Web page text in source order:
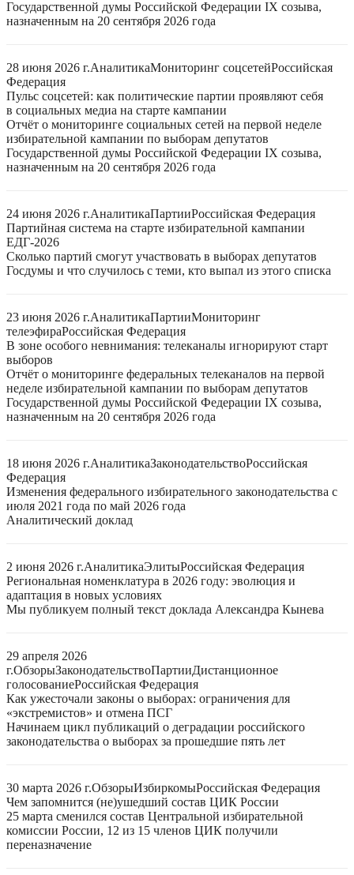
Государственной думы Российской Федерации IX созыва,
назначенным на 20 сентября 2026 года
28 июня 2026 г.АналитикаМониторинг соцсетейРоссийская
Федерация
Пульс соцсетей: как политические партии проявляют себя
в социальных медиа на старте кампании
Отчёт о мониторинге социальных сетей на первой неделе
избирательной кампании по выборам депутатов
Государственной думы Российской Федерации IX созыва,
назначенным на 20 сентября 2026 года
24 июня 2026 г.АналитикаПартииРоссийская Федерация
Партийная система на старте избирательной кампании
ЕДГ-2026
Сколько партий смогут участвовать в выборах депутатов
Госдумы и что случилось с теми, кто выпал из этого списка
23 июня 2026 г.АналитикаПартииМониторинг
телеэфираРоссийская Федерация
В зоне особого невнимания: телеканалы игнорируют старт
выборов
Отчёт о мониторинге федеральных телеканалов на первой
неделе избирательной кампании по выборам депутатов
Государственной думы Российской Федерации IX созыва,
назначенным на 20 сентября 2026 года
18 июня 2026 г.АналитикаЗаконодательствоРоссийская
Федерация
Изменения федерального избирательного законодательства с
июля 2021 года по май 2026 года
Аналитический доклад
2 июня 2026 г.АналитикаЭлитыРоссийская Федерация
Региональная номенклатура в 2026 году: эволюция и
адаптация в новых условиях
Мы публикуем полный текст доклада Александра Кынева
29 апреля 2026
г.ОбзорыЗаконодательствоПартииДистанционное
голосованиеРоссийская Федерация
Как ужесточали законы о выборах: ограничения для
«экстремистов» и отмена ПСГ
Начинаем цикл публикаций о деградации российского
законодательства о выборах за прошедшие пять лет
30 марта 2026 г.ОбзорыИзбиркомыРоссийская Федерация
Чем запомнится (не)ушедший состав ЦИК России
25 марта сменился состав Центральной избирательной
комиссии России, 12 из 15 членов ЦИК получили
переназначение